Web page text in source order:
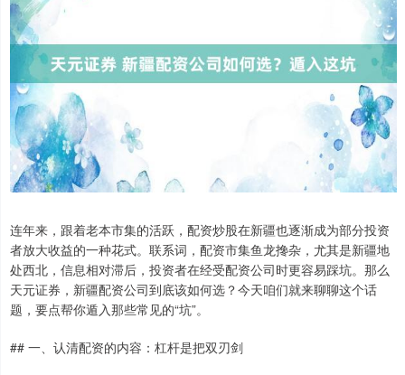
连年来，跟着老本市集的活跃，配资炒股在新疆也逐渐成为部分投资
者放大收益的一种花式。联系词，配资市集鱼龙搀杂，尤其是新疆地
处西北，信息相对滞后，投资者在经受配资公司时更容易踩坑。那么
天元证券，新疆配资公司到底该如何选？今天咱们就来聊聊这个话
题，要点帮你遁入那些常见的“坑”。
## 一、认清配资的内容：杠杆是把双刃剑